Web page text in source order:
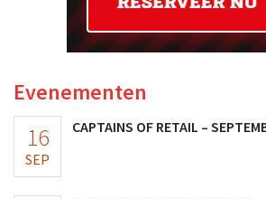
Evenementen
16
SEP
CAPTAINS OF RETAIL –